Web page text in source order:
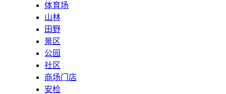
体育场
山林
田野
景区
公园
社区
商场门店
安检